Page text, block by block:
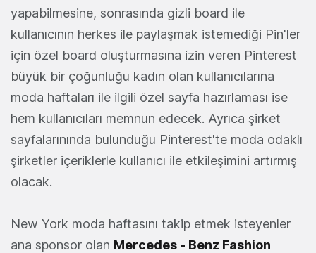
yapabilmesine, sonrasında gizli board ile
kullanıcının herkes ile paylaşmak istemediği Pin'ler
için özel board oluşturmasına izin veren Pinterest
büyük bir çoğunluğu kadın olan kullanıcılarına
moda haftaları ile ilgili özel sayfa hazırlaması ise
hem kullanıcıları memnun edecek. Ayrıca şirket
sayfalarınında bulunduğu Pinterest'te moda odaklı
şirketler içeriklerle kullanıcı ile etkileşimini artırmış
olacak.
New York moda haftasını takip etmek isteyenler
ana sponsor olan Mercedes - Benz Fashion